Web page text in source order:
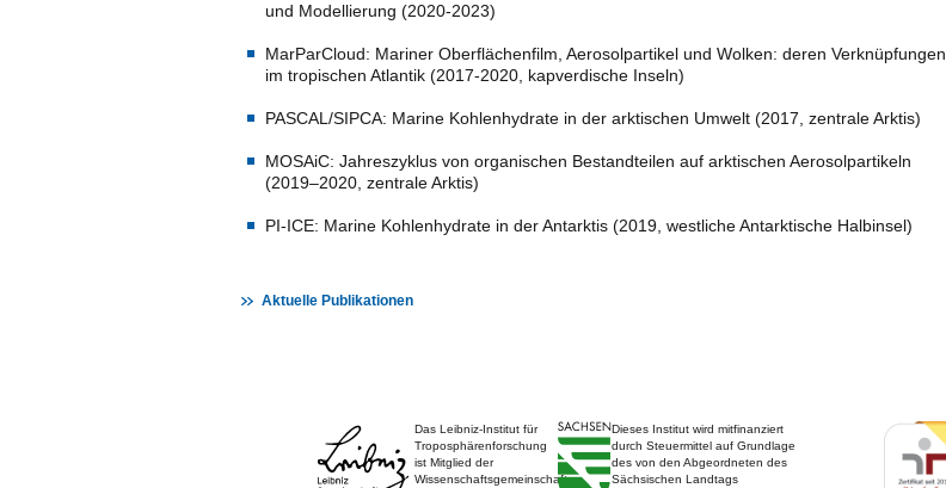
und Modellierung (2020-2023)
MarParCloud: Mariner Oberflächenfilm, Aerosolpartikel und Wolken: deren Verknüpfungen
im tropischen Atlantik (2017-2020, kapverdische Inseln)
PASCAL/SIPCA: Marine Kohlenhydrate in der arktischen Umwelt (2017, zentrale Arktis)
MOSAiC: Jahreszyklus von organischen Bestandteilen auf arktischen Aerosolpartikeln
(2019–2020, zentrale Arktis)
PI-ICE: Marine Kohlenhydrate in der Antarktis (2019, westliche Antarktische Halbinsel)
Aktuelle Publikationen
Das Leibniz-Institut für
Troposphärenforschung
ist Mitglied der
Wissenschaftsgemeinschaft
Dieses Institut wird mitfinanziert
durch Steuermittel auf Grundlage
des von den Abgeordneten des
Sächsischen Landtags